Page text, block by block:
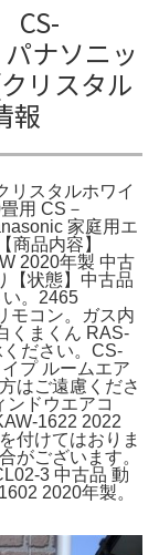
CS-
ナソニッ
リスタル
報
リスタルホワイ
用 CS－
家庭用エ
商品内容】
2020年製 中古
【状態】中古品
。2465
モコン。ガス内
くまくん RAS-
ださい。CS-
プ ルームエア
はご遠慮くださ
ドウエアコ
1622 2022
付けてはおりま
がございます。
3 中古品 動
2020年製。